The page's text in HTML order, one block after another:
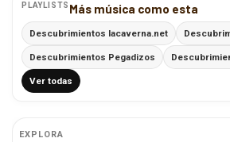
PLAYLISTS Más música como esta
Descubrimientos lacaverna.net
Descubrimientos Pegadizos
Ver todas
EXPLORA